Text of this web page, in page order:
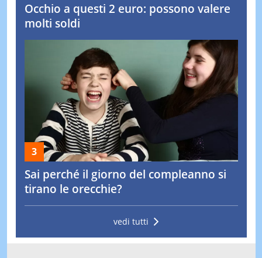
Occhio a questi 2 euro: possono valere
molti soldi
Sai perché il giorno del compleanno si
tirano le orecchie?
vedi tutti